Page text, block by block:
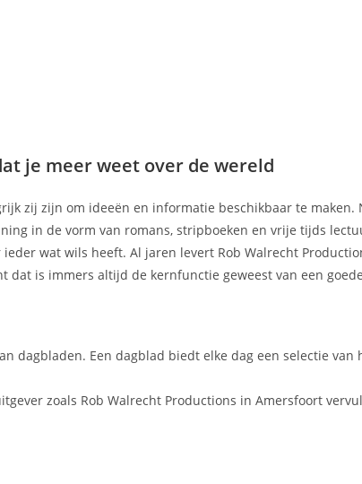
je meer weet over de wereld
zij zijn om ideeën en informatie beschikbaar te maken.
in de vorm van romans, stripboeken en vrije tijds
wat wils heeft. Al jaren levert Rob Walrecht
is immers altijd de kernfunctie geweest van een goede
dagbladen. Een dagblad biedt elke dag een selectie van
zoals Rob Walrecht Productions in Amersfoort